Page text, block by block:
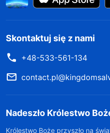
Skontaktuj się z nami
+48-533-561-134
Nadeszło Królestwo
Królestwo Boże przyszło na